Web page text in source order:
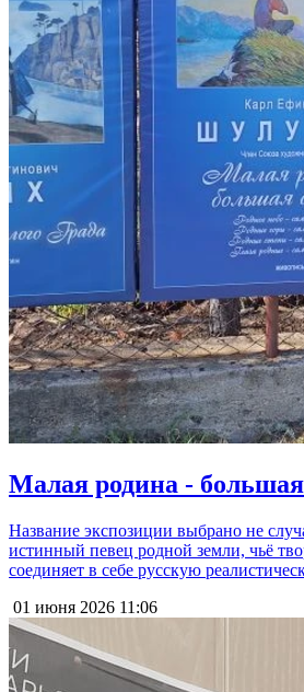
Малая родина -
Название экспозиции выбрано не
истинный певец родной земли, чьё
соединяет в себе русскую
01 июня 2026 11:06